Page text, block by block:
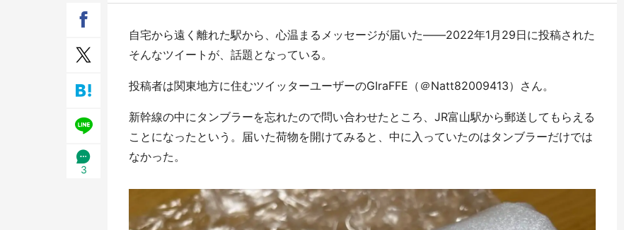
中国 鳥取 島根 岡山
九州 福岡 佐賀
アニメ『はたらく細胞』と神奈川県の
3度目コラボ 作品の世界観通じて
日限定】
だった鬼太郎グッズ買える 銀座・博
もっとみる
3
自宅から遠く離れた駅から、心温まるメッセージが届いた――2022年1月29日に投稿された
そんなツイートが、話題となっている。
投稿者は関東地方に住むツイッターユーザーのGIraFFE（＠Natt82009413）さん。
新幹線の中にタンブラーを忘れたので問い合わせたところ、JR富山駅から郵送してもらえる
ことになったという。届いた荷物を開けてみると、中に入っていたのはタンブラーだけでは
なかった。